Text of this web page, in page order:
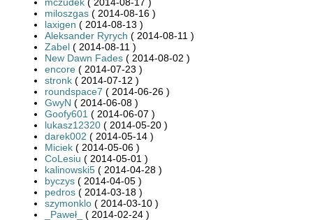
miloszgas ( 2014-08-16 )
laxigen ( 2014-08-13 )
Aleksander Ryrych ( 2014-08-11 )
Zabel ( 2014-08-11 )
New Dawn Fades ( 2014-08-02 )
encore ( 2014-07-23 )
stronk ( 2014-07-12 )
roundspace7 ( 2014-06-26 )
GwyN ( 2014-06-08 )
Goofy601 ( 2014-06-07 )
lukasz12320 ( 2014-05-20 )
darek002 ( 2014-05-14 )
Miciek ( 2014-05-06 )
CoLesiu ( 2014-05-01 )
kalinowski5 ( 2014-04-28 )
byczys ( 2014-04-05 )
pedros ( 2014-03-18 )
szymonklo ( 2014-03-10 )
_Paweł_
( 2014-02-24 )